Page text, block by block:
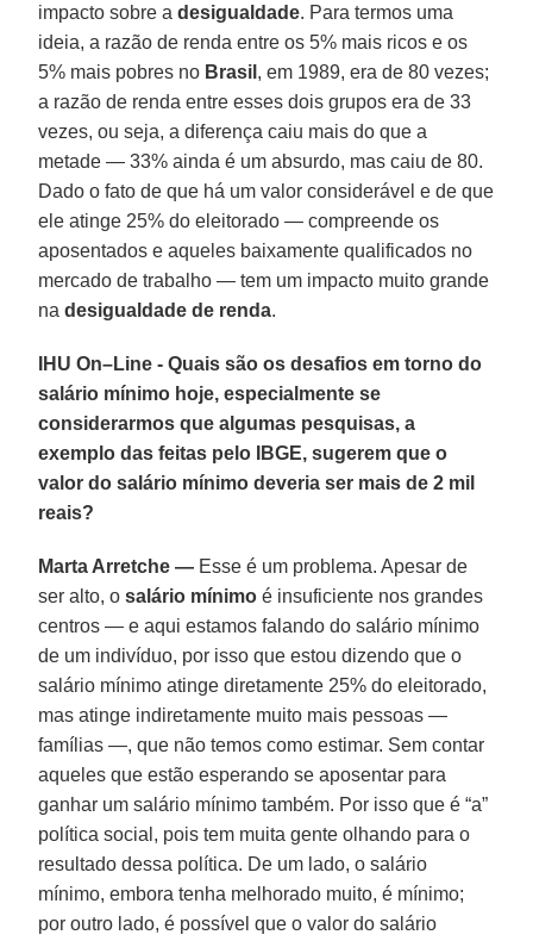
impacto sobre adesigualdade. Para termos uma
ideia, a razão de renda entre os 5% mais ricos e os
5% mais pobres no Brasil , em 1989, era de 80 vezes;
a razão de renda entre esses dois grupos era de 33
vezes, ou seja, a diferença caiu mais do que a
metade — 33% ainda é um absurdo, mas caiu de 80.
Dado o fato de que há um valor considerável e de que
ele atinge 25% do eleitorado — compreende os
aposentados e aqueles baixamente qualificados no
mercado de trabalho — tem um impacto muito grande
na desigualdade de renda.
IHU On–Line - Quais são os desafios em torno do
salário mínimo hoje, especialmente se
considerarmos que algumas pesquisas, a
exemplo das feitas pelo IBGE, sugerem que o
valor do salário mínimo deveria ser mais de 2 mil
reais?
Marta Arretche — Esse é um problema. Apesar de
ser alto, osalário mínimo é insuficiente nos grandes
centros — e aqui estamos falando do salário mínimo
de um indivíduo, por isso que estou dizendo que o
salário mínimo atinge diretamente 25% do eleitorado,
mas atinge indiretamente muito mais pessoas —
famílias —, que não temos como estimar. Sem contar
aqueles que estão esperando se aposentar para
ganhar um salário mínimo também. Por isso que é “a”
política social, pois tem muita gente olhando para o
resultado dessa política. De um lado, o salário
mínimo, embora tenha melhorado muito, é mínimo;
por outro lado, é possível que o valor do salário